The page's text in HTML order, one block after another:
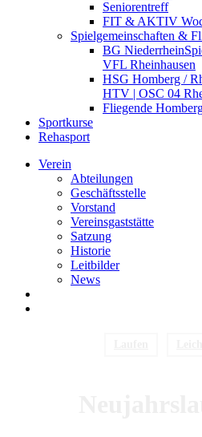
Seniorentreff
FIT & AKTIV
Spielgemeinschaften &
BG Niederrhein
VFL Rheinhausen
HSG Homberg /
HTV | OSC 04
Fliegende
Sportkurse
Rehasport
Verein
Abteilungen
Geschäftsstelle
Vorstand
Vereinsgaststätte
Satzung
Historie
Leitbilder
News